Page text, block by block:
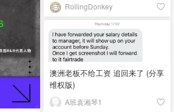
RollingDonkey
澳洲老板不给工资 追回来了 (分享
维权版)
A班袁湘琴1